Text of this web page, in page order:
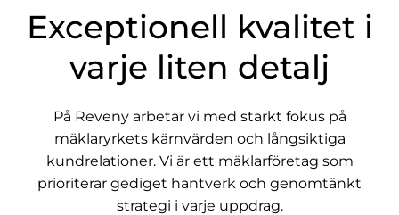
Exceptionell kvalitet i
varje liten detalj
På Reveny arbetar vi med starkt fokus på
mäklaryrkets kärnvärden och långsiktiga
kundrelationer. Vi är ett mäklarföretag som
prioriterar gediget hantverk och genomtänkt
strategi i varje uppdrag.